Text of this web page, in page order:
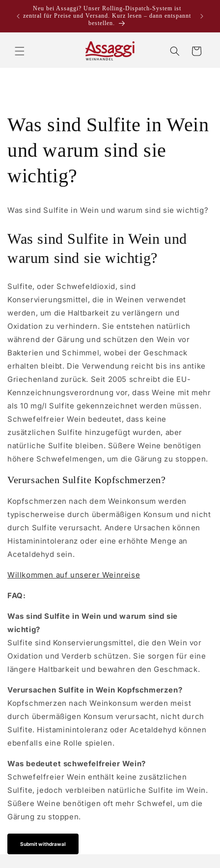
Inhalt
Neu bei Assaggi? Unser Rolling-Dispatch-System ist
zentral für Preise und Versand. Kurz lesen – dann entspannt
bestellen.
Warenkorb
Was sind Sulfite in Wein
und warum sind sie
wichtig?
Was sind Sulfite in Wein und warum sind sie wichtig?
Was sind Sulfite in Wein und
warum sind sie wichtig?
Sulfite, oder Schwefeldioxid, sind
Konservierungsmittel, die in Weinen verwendet
werden, um die Haltbarkeit zu verlängern und
Oxidation zu verhindern. Sie entstehen natürlich
während der Gärung und schützen den Wein vor
Bakterien und Schimmel, wobei der Geschmack
erhalten bleibt. Die Verwendung reicht bis ins antike
Griechenland zurück. Seit 2005 schreibt die EU-
Kennzeichnungsverordnung vor, dass Weine mit mehr
als 10 mg/l Sulfite gekennzeichnet werden müssen.
Schwefelfreier Wein bedeutet, dass keine
zusätzlichen Sulfite hinzugefügt wurden, aber
natürliche Sulfite bleiben. Süßere Weine benötigen
höhere Schwefelmengen, um die Gärung zu stoppen.
Verursachen Sulfite Kopfschmerzen?
Kopfschmerzen nach dem Weinkonsum werden
typischerweise durch übermäßigen Konsum und nicht
durch Sulfite verursacht. Andere Ursachen können
Histaminintoleranz oder eine erhöhte Menge an
Acetaldehyd sein.
Willkommen auf unserer Weinreise
FAQ:
Was sind Sulfite in Wein und warum sind sie
wichtig?
Sulfite sind Konservierungsmittel, die den Wein vor
Oxidation und Verderb schützen. Sie sorgen für eine
längere Haltbarkeit und bewahren den Geschmack.
Verursachen Sulfite in Wein Kopfschmerzen?
Kopfschmerzen nach Weinkonsum werden meist
durch übermäßigen Konsum verursacht, nicht durch
Sulfite. Histaminintoleranz oder Acetaldehyd können
ebenfalls eine Rolle spielen.
Was bedeutet schwefelfreier Wein?
Schwefelfreier Wein enthält keine zusätzlichen
Sulfite, jedoch verbleiben natürliche Sulfite im Wein.
Süßere Weine benötigen oft mehr Schwefel, um die
Gärung zu stoppen.
Submit withdrawal